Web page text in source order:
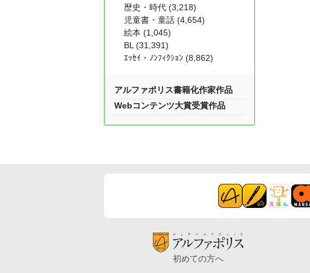
歴史・時代 (3,218)
児童書・童話 (4,654)
絵本 (1,045)
BL (31,391)
ｴｯｾｲ・ﾉﾝﾌｨｸｼｮﾝ (8,862)
アルファポリス書籍化作家作品
Webコンテンツ大賞受賞作品
初めての方へ